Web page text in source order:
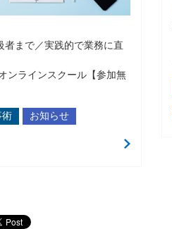
者まで／実践的で業務に直
ンラインスクール【参加無
術 お知らせ